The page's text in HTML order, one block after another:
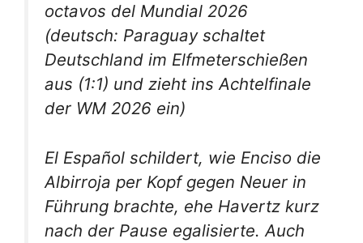
octavos del Mundial 2026
(deutsch: Paraguay schaltet
Deutschland im Elfmeterschießen
aus (1:1) und zieht ins Achtelfinale
der WM 2026 ein)
El Español schildert, wie Enciso die
Albirroja per Kopf gegen Neuer in
Führung brachte, ehe Havertz kurz
nach der Pause egalisierte. Auch